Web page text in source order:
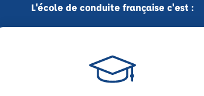
L'école de conduite française c'est :